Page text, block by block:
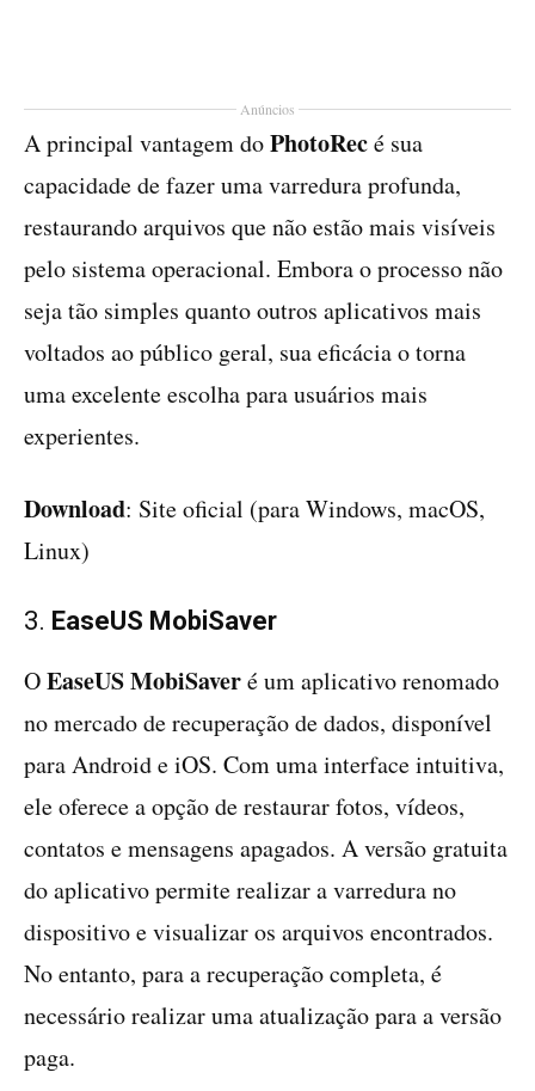
Anúncios
A principal vantagem doPhotoRecé sua
capacidade de fazer uma varredura profunda,
restaurando arquivos que não estão mais visíveis
pelo sistema operacional. Embora o processo não
seja tão simples quanto outros aplicativos mais
voltados ao público geral, sua eficácia o torna
uma excelente escolha para usuários mais
experientes.
Download: Site oficial (para Windows, macOS,
Linux)
3. EaseUS MobiSaver
OEaseUS MobiSaveré um aplicativo renomado
no mercado de recuperação de dados, disponível
para Android e iOS. Com uma interface intuitiva,
ele oferece a opção de restaurar fotos, vídeos,
contatos e mensagens apagados. A versão gratuita
do aplicativo permite realizar a varredura no
dispositivo e visualizar os arquivos encontrados.
No entanto, para a recuperação completa, é
necessário realizar uma atualização para a versão
paga.